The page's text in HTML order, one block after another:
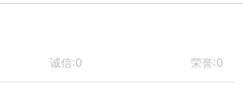
诚信:0 荣誉:0